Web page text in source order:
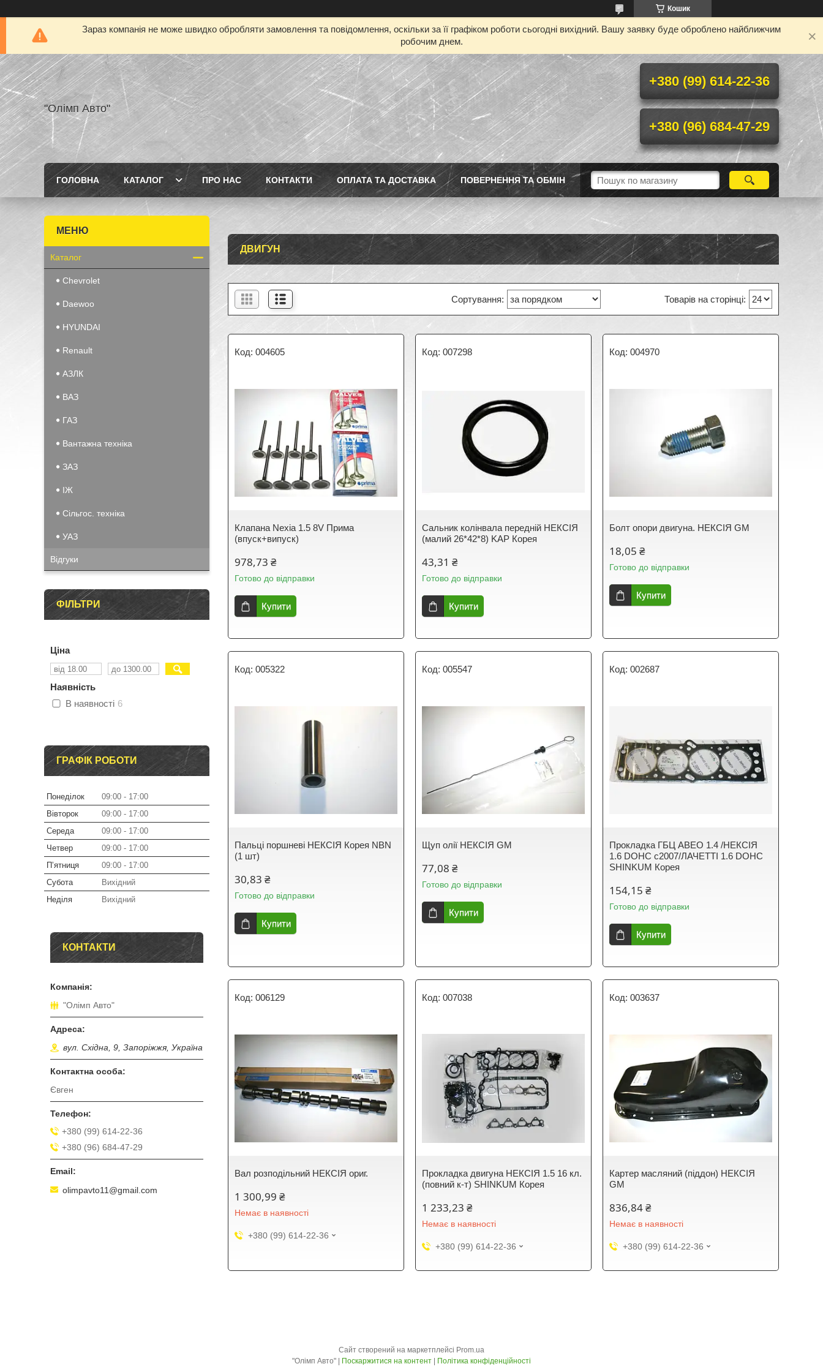
Кошик
Зараз компанія не може швидко обробляти замовлення та повідомлення, оскільки за її графіком роботи сьогодні вихідний. Вашу заявку буде оброблено найближчим
робочим днем.
"Олімп Авто"
+380 (99) 614-22-36
+380 (96) 684-47-29
ГОЛОВНА КАТАЛОГ ПРО НАС КОНТАКТИ ОПЛАТА ТА ДОСТАВКА ПОВЕРНЕННЯ ТА ОБМІН
ДВИГУН
004605
Клапана Nexia 1.5 8V Прима
(впуск+випуск)
978,73 ₴
Готово до відправки
Купити
007298
Сальник колінвала передній НЕКСІЯ
(малий 26*42*8) KAP Корея
43,31 ₴
Готово до відправки
Купити
004970
Болт опори двигуна. НЕКСІЯ GM
18,05 ₴
Готово до відправки
Купити
005322
Пальці поршневі НЕКСІЯ Корея NBN
(1 шт)
30,83 ₴
Готово до відправки
Купити
005547
Щуп олії НЕКСІЯ GM
77,08 ₴
Готово до відправки
Купити
002687
Прокладка ГБЦ АВЕО 1.4 /НЕКСІЯ
1.6 DOHC с2007/ЛАЧЕТТІ 1.6 DOHC
SHINKUM Корея
154,15 ₴
Готово до відправки
Купити
006129
Вал розподільний НЕКСІЯ ориг.
1 300,99 ₴
Немає в наявності
+380 (99) 614-22-36
007038
Прокладка двигуна НЕКСІЯ 1.5 16 кл.
(повний к-т) SHINKUM Корея
1 233,23 ₴
Немає в наявності
+380 (99) 614-22-36
003637
Картер масляний (піддон) НЕКСІЯ
GM
836,84 ₴
Немає в наявності
+380 (99) 614-22-36
Каталог
Chevrolet
Daewoo
HYUNDAI
Renault
АЗЛК
ВАЗ
ГАЗ
Вантажна техніка
ЗАЗ
IЖ
Сільгос. техніка
УАЗ
Відгуки
ФІЛЬТРИ
Ціна
Наявність
В наявності 6
ГРАФІК РОБОТИ
Понеділок 09:00
17:00
Вівторок
09:00
17:00
Середа
09:00
17:00
Четвер
09:00
17:00
Пʼятниця
09:00
17:00
Субота
Вихідний
Неділя
Вихідний
КОНТАКТИ
"Олімп Авто"
вул. Східна, 9, Запоріжжя, Україна
Євген
+380 (99) 614-22-36
+380 (96) 684-47-29
olimpavto11@gmail.com
Сайт створений на маркетплейсі Prom.ua
Поскаржитися на контент Політика конфіденційності